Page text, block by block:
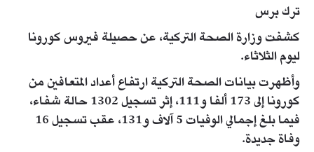
ترك برس
كشفت وزارة الصحة التركية، عن حصيلة فيروس كورونا
ليوم الثلاثاء.
وأظهرت بيانات الصحة التركية ارتفاع أعداد المتعافين من
كورونا إلى 173 ألفا و111، إثر تسجيل 1302 حالة شفاء،
فيما بلغ إجمالي الوفيات 5 آلاف و131، عقب تسجيل 16
وفاة جديدة.